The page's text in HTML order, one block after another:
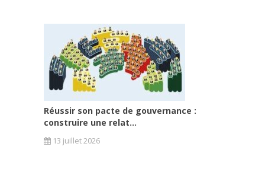
Réussir son pacte de gouvernance :
construire une relat...
13 juillet 2026